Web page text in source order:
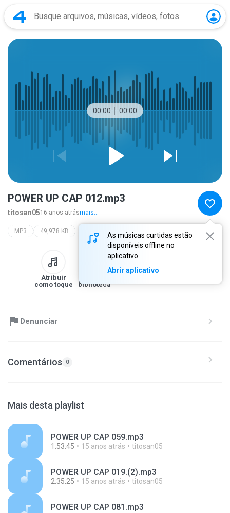
00:00 00:00
As músicas curtidas estão
disponíveis offline no
aplicativo
Abrir aplicativo
POWER UP CAP 012.mp3
titosan0516 anos atrásmais...
MP3 49,978 KB
Atribuir
como toque
biblioteca
Denunciar
Comentários 0
Mais desta playlist
POWER UP CAP 059.mp3
1:53:45 15 anos atrás titosan05
POWER UP CAP 019.(2).mp3
2:35:25 15 anos atrás titosan05
POWER UP CAP 081.mp3